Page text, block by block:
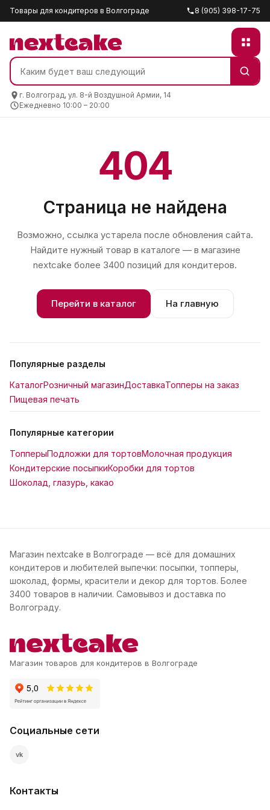
Товары для кондитеров в Волгограде 8 (905) 398-17-75
г. Волгоград, ул. 8-й Воздушной Армии, 14
Ежедневно 10:00 – 20:00
404
Страница не найдена
Возможно, ссылка устарела после обновления сайта.
Найдите нужный товар в каталоге — в магазине
nextcake более 3400 позиций для кондитеров.
Перейти в каталог На главную
Популярные разделы
КаталогРозничный магазинДоставкаТопперы на заказ
Пищевая печать
Популярные категории
ТопперыПодложки для тортовМолочная продукция
Кондитерские посыпкиКоробки для тортов
Шоколад, глазурь, какао
Магазин nextcake в Волгограде — всё для домашних
кондитеров и любителей выпечки: посыпки, топперы,
шоколад, формы, красители и декор для тортов. Более
3400 товаров в наличии. Самовывоз и доставка по
Волгограду.
Магазин товаров для кондитеров в Волгограде
Социальные сети
vk
Контакты